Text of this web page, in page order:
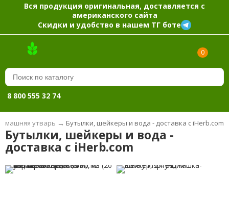
Вся продукция оригинальная, доставляется с
американского сайта
Скидки и удобство в нашем ТГ боте
0
8 800 555 32 74
утварь → Бутылки, шейкеры и вода - доставка с iHerb.com
Бутылки, шейкеры и вода -
доставка с iHerb.com